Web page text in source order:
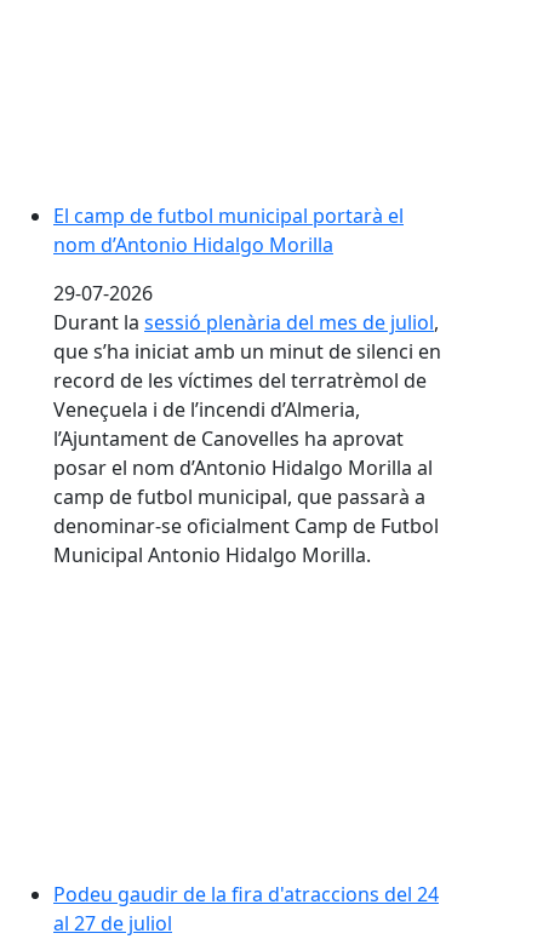
El camp de futbol municipal portarà el
nom d’Antonio Hidalgo Morilla
29-07-2026
Durant la sessió plenària del mes de juliol,
que s’ha iniciat amb un minut de silenci en
record de les víctimes del terratrèmol de
Veneçuela i de l’incendi d’Almeria,
l’Ajuntament de Canovelles ha aprovat
posar el nom d’Antonio Hidalgo Morilla al
camp de futbol municipal, que passarà a
denominar-se oficialment Camp de Futbol
Municipal Antonio Hidalgo Morilla.
Podeu gaudir de la fira d'atraccions del 24
al 27 de juliol